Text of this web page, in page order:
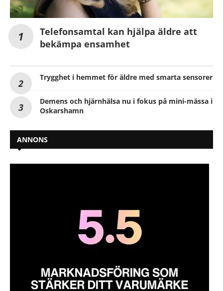
Telefonsamtal kan hjälpa äldre att
bekämpa ensamhet
Trygghet i hemmet för äldre med smarta sensorer
Demens och hjärnhälsa nu i fokus på mini-mässa i
Oskarshamn
ANNONS